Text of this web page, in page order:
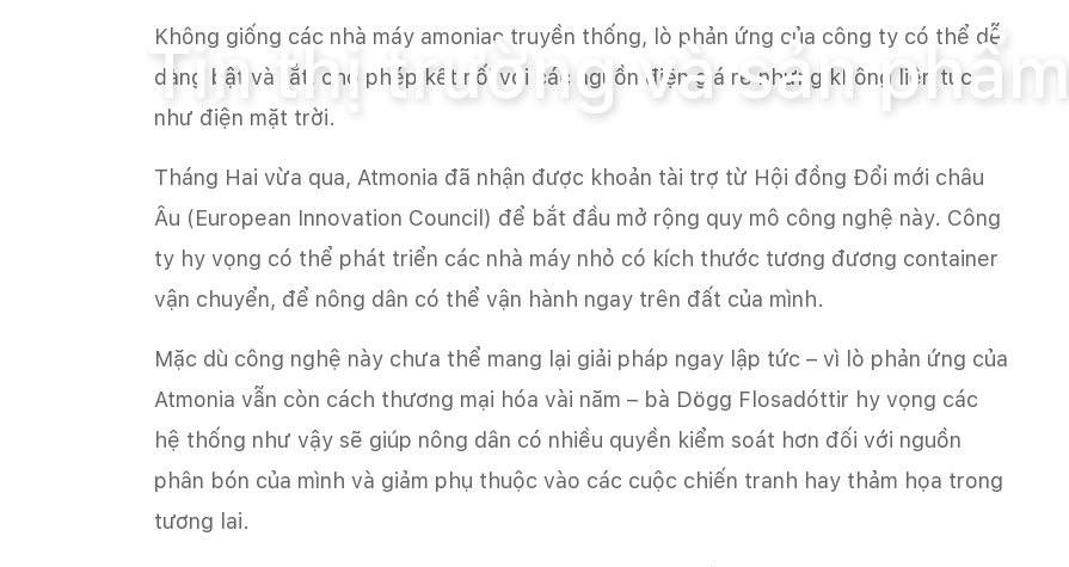
Tin thị trường và sản phẩm
Không giống các nhà máy amoniac truyền thống, lò phản ứng của công ty có thể dễ
dàng bật và tắt, cho phép kết nối với các nguồn điện giá rẻ nhưng không liên tục
như điện mặt trời.
Tháng Hai vừa qua, Atmonia đã nhận được khoản tài trợ từ Hội đồng Đổi mới châu
Âu (European Innovation Council) để bắt đầu mở rộng quy mô công nghệ này. Công
ty hy vọng có thể phát triển các nhà máy nhỏ có kích thước tương đương container
vận chuyển, để nông dân có thể vận hành ngay trên đất của mình.
Mặc dù công nghệ này chưa thể mang lại giải pháp ngay lập tức – vì lò phản ứng của
Atmonia vẫn còn cách thương mại hóa vài năm – bà Dögg Flosadóttir hy vọng các
hệ thống như vậy sẽ giúp nông dân có nhiều quyền kiểm soát hơn đối với nguồn
phân bón của mình và giảm phụ thuộc vào các cuộc chiến tranh hay thảm họa trong
tương lai.